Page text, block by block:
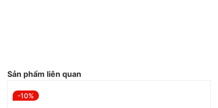
Sản phẩm liên quan
-10%